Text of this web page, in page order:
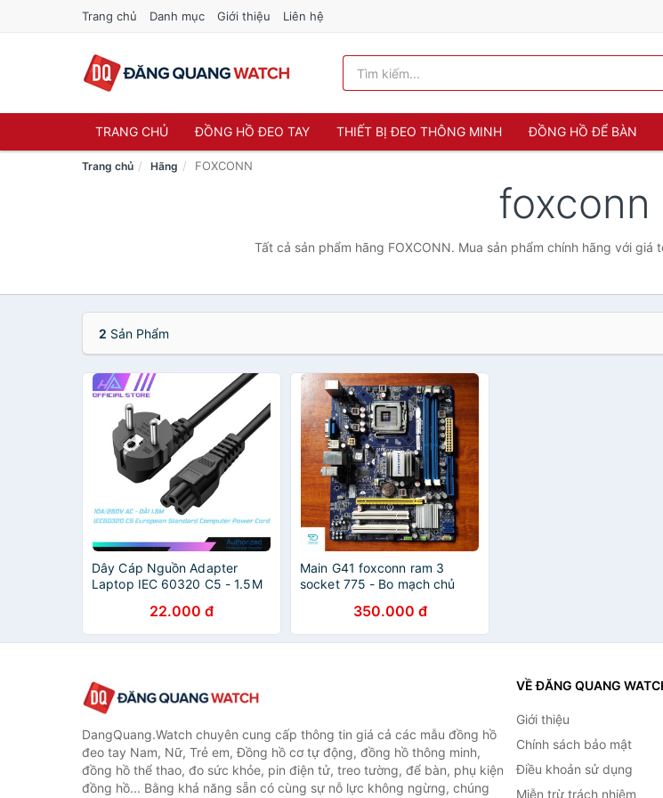
Trang chủ Danh mục Giới thiệu Liên hệ
TRANG CHỦ ĐỒNG HỒ ĐEO TAY THIẾT BỊ ĐEO THÔNG MINH ĐỒNG HỒ ĐỂ BÀN
Trang chủ Hãng FOXCONN
foxconn
Tất cả sản phẩm hãng FOXCONN. Mua sản phẩm chính hãng với
2 Sản Phẩm
Dây Cáp Nguồn Adapter
Laptop IEC 60320 C5 - 1.5M
Charger - Hàng Zin, Siêu Chất
Lượng
22.000 đ
Main G41 foxconn ram 3
socket 775 - Bo mạch chủ
350.000 đ
DangQuang.Watch chuyên cung cấp thông tin giá cả các mẫu đồng hồ
đeo tay Nam, Nữ, Trẻ em, Đồng hồ cơ tự động, đồng hồ thông minh,
đồng hồ thể thao, đo sức khỏe, pin điện tử, treo tường, để bàn, phụ kiện
đồng hồ... Bằng khả năng sẵn có cùng sự nỗ lực không ngừng, chúng
VỀ ĐĂNG QUANG
Giới thiệu
Chính sách bảo mật
Điều khoản sử dụng
Miễn trừ trách nhiệm